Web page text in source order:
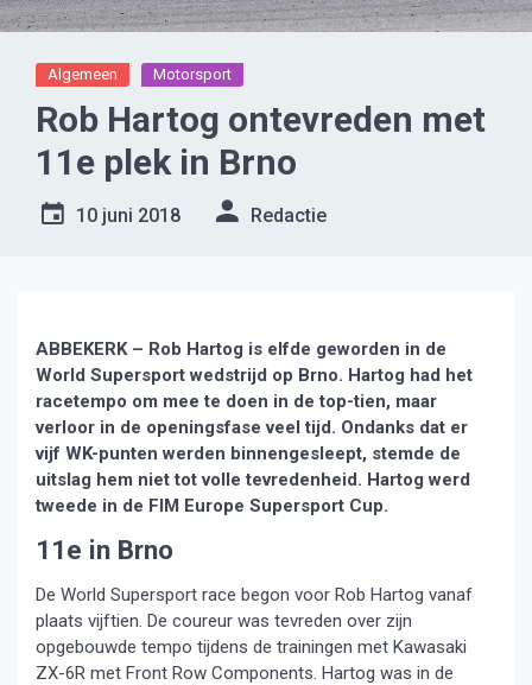
Algemeen Motorsport
Rob Hartog ontevreden met
11e plek in Brno
10 juni 2018 Redactie
ABBEKERK – Rob Hartog is elfde geworden in de
World Supersport wedstrijd op Brno. Hartog had het
racetempo om mee te doen in de top-tien, maar
verloor in de openingsfase veel tijd. Ondanks dat er
vijf WK-punten werden binnengesleept, stemde de
uitslag hem niet tot volle tevredenheid. Hartog werd
tweede in de FIM Europe Supersport Cup.
11e in Brno
De World Supersport race begon voor Rob Hartog vanaf
plaats vijftien. De coureur was tevreden over zijn
opgebouwde tempo tijdens de trainingen met Kawasaki
ZX-6R met Front Row Components. Hartog was in de